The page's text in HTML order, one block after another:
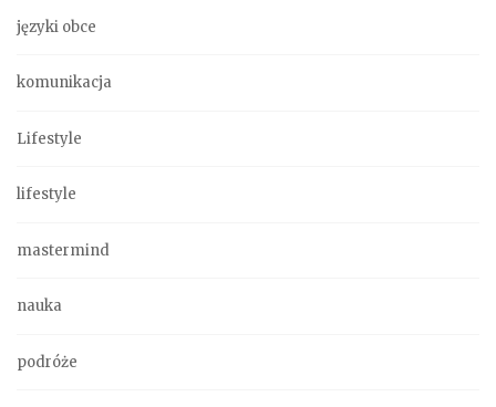
języki obce
komunikacja
Lifestyle
lifestyle
mastermind
nauka
podróże